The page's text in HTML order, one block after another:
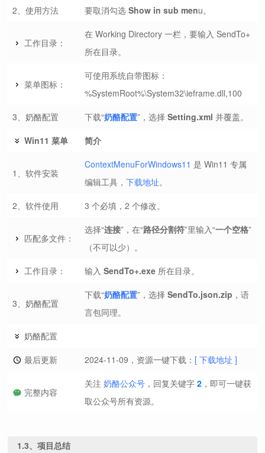
2、使用方法
要取消勾选 Show in sub menu。
工作目录：
在 Working Directory 一栏，要输入 SendTo+
所在目录。
菜单图标：
可使用系统自带图标：
%SystemRoot%\System32\ieframe.dll,100
3、奶酪配置
下载“奶酪配置”，选择 Setting.xml 并覆盖。
Win11 菜单
简介
1、软件安装
ContextMenuForWindows11 是 Win11 专属
编辑工具， 下载地址。
2、软件使用
3 个必填，2 个修改。
匹配多文件：
选择“连接”，在“路径分割符”里输入“一个空格”
（不可以少）。
工作目录：
输入 SendTo+.exe 所在目录。
3、奶酪配置
下载“奶酪配置”，选择 SendTo.json.zip ，语
言包同理。
奶酪配置
最后更新
2024-11-09，资源一键下载： [ 下载地址 ]
完整内容
关注 奶酪公众号 ，回复关键字 2 ，即可一键获
取公众号所有资源。
1.3、项目总结